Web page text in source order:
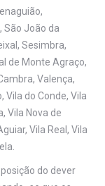
São João da
Sesimbra,
de Monte Agraço,
Valença,
Vila do Conde, Vila
Vila Nova de
Vila Real, Vila
do dever